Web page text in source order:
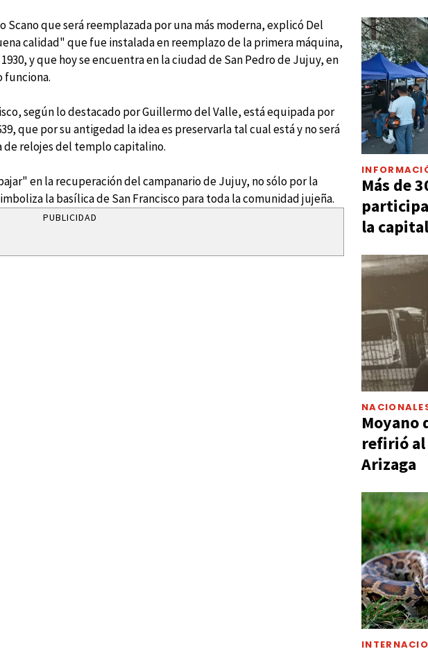
Scano que será reemplazada por una más moderna, explicó Del
calidad" que fue instalada en reemplazo de la primera máquina,
y que hoy se encuentra en la ciudad de San Pedro de Jujuy, en
funciona.
según lo destacado por Guillermo del Valle, está equipada por
que por su antigedad la idea es preservarla tal cual está y no será
relojes del templo capitalino.
en la recuperación del campanario de Jujuy, no sólo por la
la basílica de San Francisco para toda la comunidad jujeña.
PUBLICIDAD
Más de
la capital
Moyano
refirió al
Arizaga